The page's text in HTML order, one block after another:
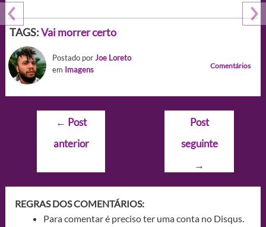
TAGS:Vai morrer certo
Postado porJoe Loreto
em Imagens Comentários
Navegação
Post
← Post
anterior
Post
seguinte
→
REGRAS DOS COMENTÁRIOS:
Para comentar é preciso ter uma conta no Disqus.